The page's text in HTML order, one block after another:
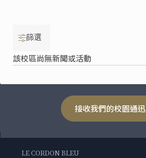
篩選
該校區尚無新聞或活動
接收我們的校園通迅
LE CORDON BLEU